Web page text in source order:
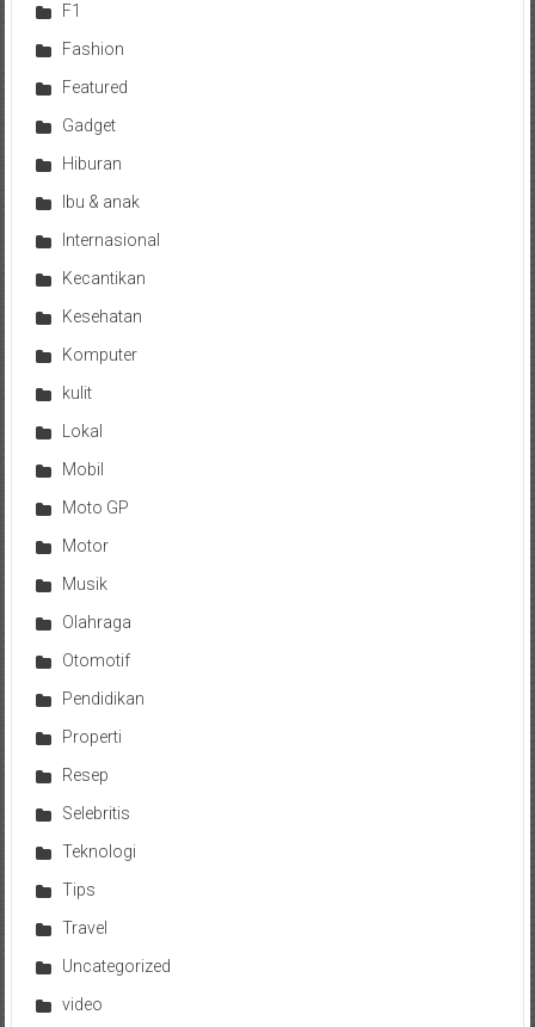
F1
Fashion
Featured
Gadget
Hiburan
Ibu & anak
Internasional
Kecantikan
Kesehatan
Komputer
kulit
Lokal
Mobil
Moto GP
Motor
Musik
Olahraga
Otomotif
Pendidikan
Properti
Resep
Selebritis
Teknologi
Tips
Travel
Uncategorized
video